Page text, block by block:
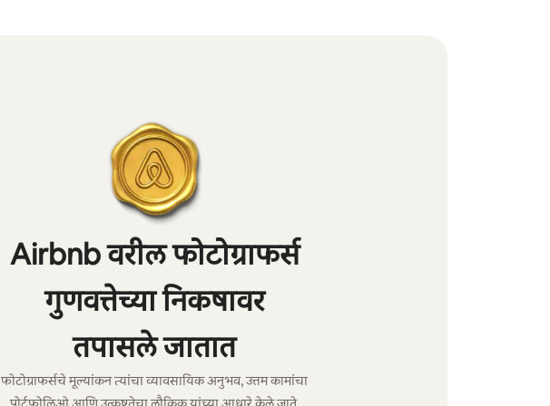
Airbnb वरील फोटोग्राफर्स
गुणवत्तेच्या निकषावर
तपासले जातात
फोटोग्राफर्सचे मूल्यांकन त्यांचा व्यावसायिक अनुभव, उत्तम कामांचा